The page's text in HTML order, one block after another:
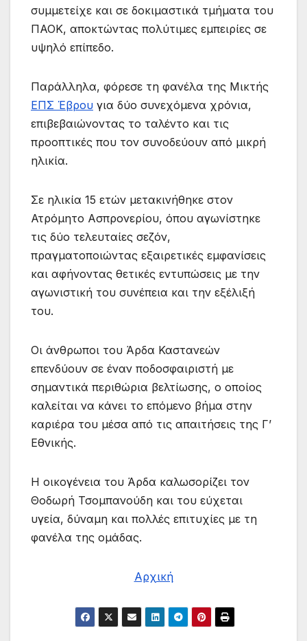
συμμετείχε και σε δοκιμαστικά τμήματα του
ΠΑΟΚ, αποκτώντας πολύτιμες εμπειρίες σε
υψηλό επίπεδο.
Παράλληλα, φόρεσε τη φανέλα της Μικτής
ΕΠΣ Έβρου για δύο συνεχόμενα χρόνια,
επιβεβαιώνοντας το ταλέντο και τις
προοπτικές που τον συνοδεύουν από μικρή
ηλικία.
Σε ηλικία 15 ετών μετακινήθηκε στον
Ατρόμητο Ασπρονερίου, όπου αγωνίστηκε
τις δύο τελευταίες σεζόν,
πραγματοποιώντας εξαιρετικές εμφανίσεις
και αφήνοντας θετικές εντυπώσεις με την
αγωνιστική του συνέπεια και την εξέλιξή
του.
Οι άνθρωποι του Άρδα Καστανεών
επενδύουν σε έναν ποδοσφαιριστή με
σημαντικά περιθώρια βελτίωσης, ο οποίος
καλείται να κάνει το επόμενο βήμα στην
καριέρα του μέσα από τις απαιτήσεις της Γ’
Εθνικής.
Η οικογένεια του Άρδα καλωσορίζει τον
Θοδωρή Τσομπανούδη και του εύχεται
υγεία, δύναμη και πολλές επιτυχίες με τη
φανέλα της ομάδας.
Αρχική